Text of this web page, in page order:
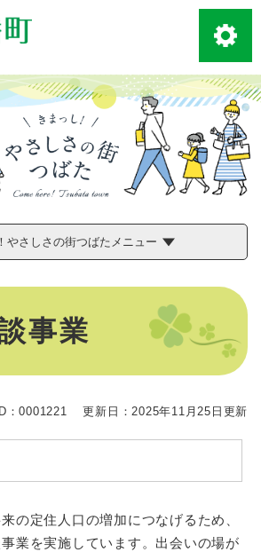
やさしさの街つばたメニュー
事業
：0001221 更新日：2025年11月25日更新
の定住人口の増加につなげるため、
業を実施しています。出会いの場が